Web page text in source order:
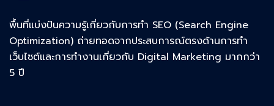
พื้นที่แบ่งปันความรู้เกี่ยวกับการทำ SEO (Search Engine
Optimization) ถ่ายทอดจากประสบการณ์ตรงด้านการทำ
เว็บไซต์และการทำงานเกี่ยวกับ Digital Marketing มากกว่า
5 ปี